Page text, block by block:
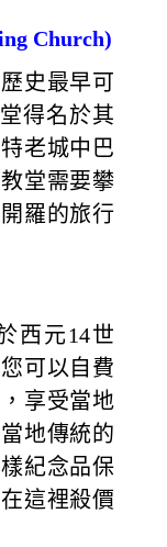
Church)
史最早可
得名於其
老城中巴
堂需要攀
羅的旅行
西元14世
可以自費
享受當地
地傳統的
紀念品保
這裡殺價